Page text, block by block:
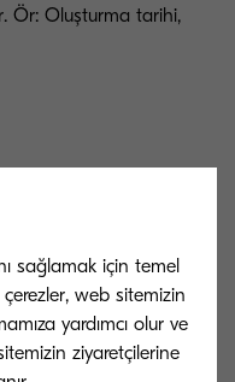
Ör: Oluşturma tarihi,
tutarlığını
sağlamak için temel
web sitemizin
yardımcı olur ve
ziyaretçilerine